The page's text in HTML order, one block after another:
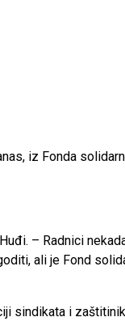
iz Fonda
– Radnici
ali je Fond
sindikata i